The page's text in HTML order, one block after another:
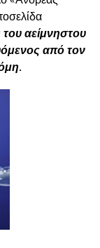
του αείμνηστου
από τον
.